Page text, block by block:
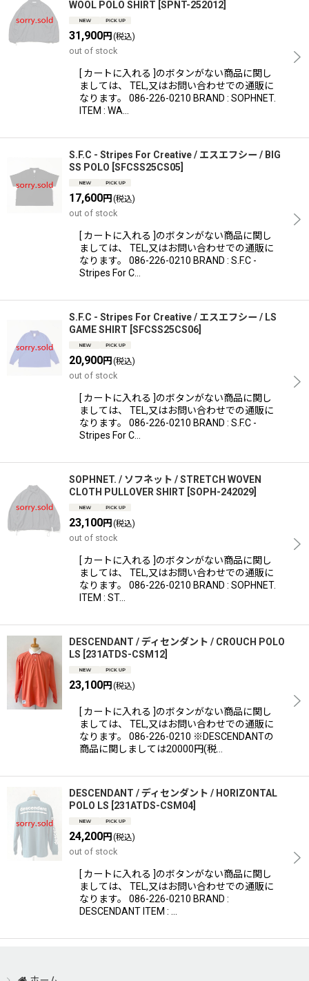
WOOL POLO SHIRT SPNT-252012
31,900円 (税込)
out of stock
[ カートに入れる ]のボタンがない商品に関し
ましては、 TEL,又はお問い合わせでの通販に
なります。 086-226-0210 BRAND : SOPHNET.
ITEM : WA…
S.F.C - Stripes For Creative / エスエフシー / BIG
SS POLO SFCSS25CS05
17,600円 (税込)
out of stock
[ カートに入れる ]のボタンがない商品に関し
ましては、 TEL,又はお問い合わせでの通販に
なります。 086-226-0210 BRAND : S.F.C -
Stripes For C…
S.F.C - Stripes For Creative / エスエフシー / LS
GAME SHIRT SFCSS25CS06
20,900円 (税込)
out of stock
[ カートに入れる ]のボタンがない商品に関し
ましては、 TEL,又はお問い合わせでの通販に
なります。 086-226-0210 BRAND : S.F.C -
Stripes For C…
SOPHNET. / ソフネット / STRETCH WOVEN
CLOTH PULLOVER SHIRT SOPH-242029
23,100円 (税込)
out of stock
[ カートに入れる ]のボタンがない商品に関し
ましては、 TEL,又はお問い合わせでの通販に
なります。 086-226-0210 BRAND : SOPHNET.
ITEM : ST…
DESCENDANT / ディセンダント / CROUCH POLO
LS 231ATDS-CSM12
23,100円 (税込)
[ カートに入れる ]のボタンがない商品に関し
ましては、 TEL,又はお問い合わせでの通販に
なります。 086-226-0210 ※DESCENDANTの
商品に関しましては20000円(税…
DESCENDANT / ディセンダント / HORIZONTAL
POLO LS 231ATDS-CSM04
24,200円 (税込)
out of stock
[ カートに入れる ]のボタンがない商品に関し
ましては、 TEL,又はお問い合わせでの通販に
なります。 086-226-0210 BRAND :
DESCENDANT ITEM : …